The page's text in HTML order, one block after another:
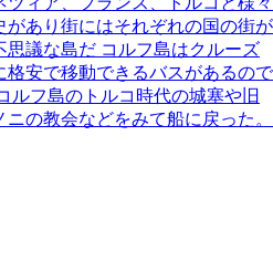
あり街にはそれぞれの国の街が
議な島だ コルフ島はクルーズ
格安で移動できるバスがあるので
ルフ島のトルコ時代の城塞や旧
の教会などをみて船に戻った。